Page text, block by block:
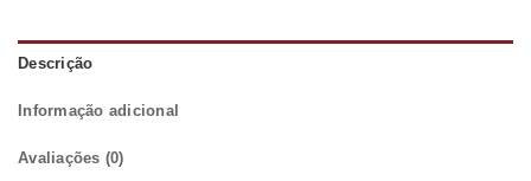
Descrição
Informação adicional
Avaliações (0)